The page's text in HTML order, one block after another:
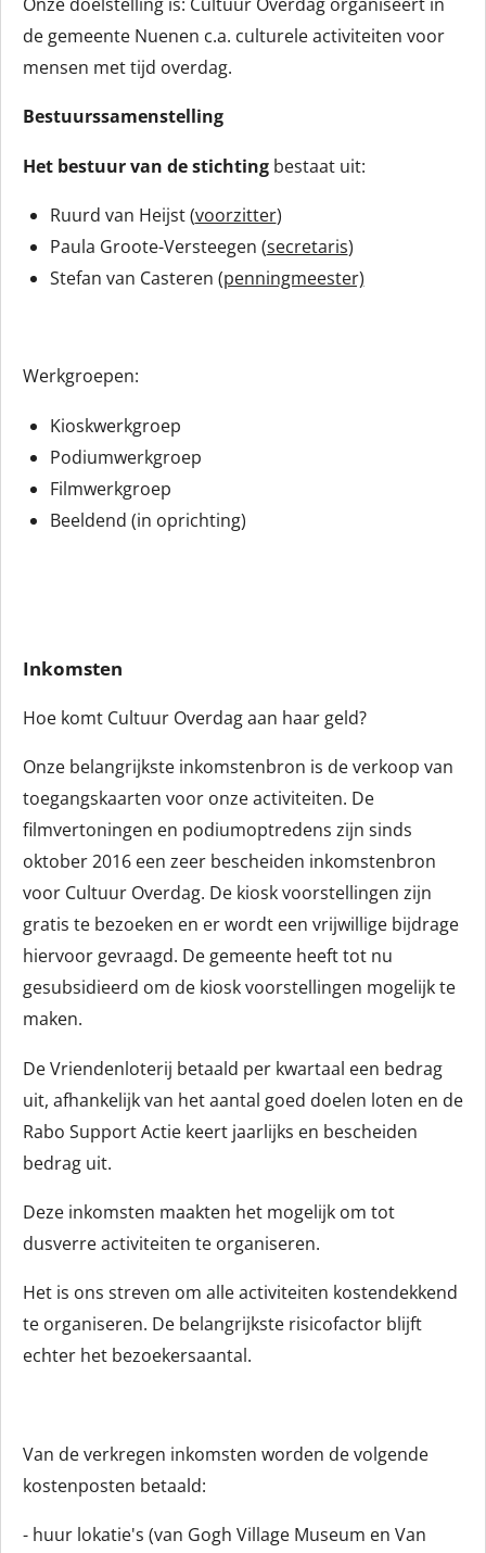
de gemeente Nuenen c.a. culturele activiteiten voor
mensen met tijd overdag.
Bestuurssamenstelling
Het bestuur van de stichting bestaat uit:
Ruurd van Heijst (voorzitter)
Paula Groote-Versteegen (secretaris)
Stefan van Casteren (penningmeester)
Werkgroepen:
Kioskwerkgroep
Podiumwerkgroep
Filmwerkgroep
Beeldend (in oprichting)
Inkomsten
Hoe komt Cultuur Overdag aan haar geld?
Onze belangrijkste inkomstenbron is de verkoop van
toegangskaarten voor onze activiteiten. De
filmvertoningen en podiumoptredens zijn sinds
oktober 2016 een zeer bescheiden inkomstenbron
voor Cultuur Overdag. De kiosk voorstellingen zijn
gratis te bezoeken en er wordt een vrijwillige bijdrage
hiervoor gevraagd. De gemeente heeft tot nu
gesubsidieerd om de kiosk voorstellingen mogelijk te
maken.
De Vriendenloterij betaald per kwartaal een bedrag
uit, afhankelijk van het aantal goed doelen loten en de
Rabo Support Actie keert jaarlijks en bescheiden
bedrag uit.
Deze inkomsten maakten het mogelijk om tot
dusverre activiteiten te organiseren.
Het is ons streven om alle activiteiten kostendekkend
te organiseren. De belangrijkste risicofactor blijft
echter het bezoekersaantal.
Van de verkregen inkomsten worden de volgende
kostenposten betaald:
- huur lokatie's (van Gogh Village Museum en Van